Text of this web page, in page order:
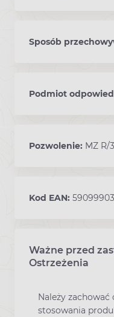
Sposób
Podmiot
Pozwolenie: MZ R/
Kod EAN:
Ważne przed
Ostrzeżenia
Należy
stosowania